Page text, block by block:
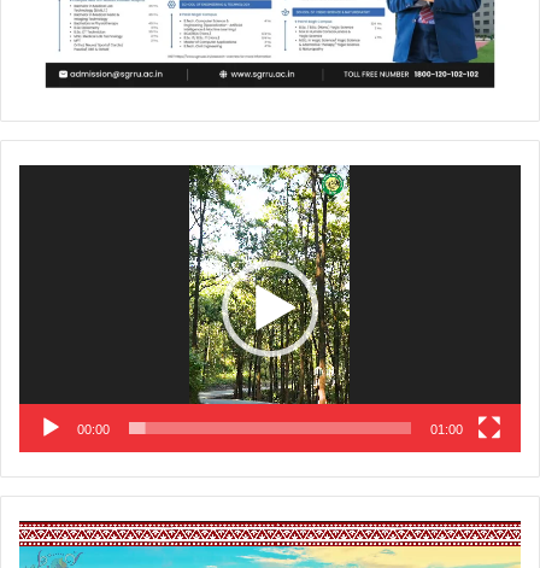
00:00 01:00
Video
Player